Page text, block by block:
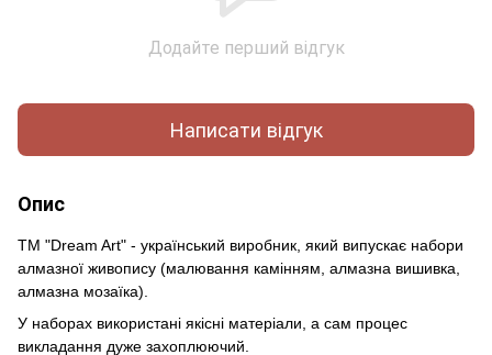
Додайте перший відгук
Написати відгук
Опис
ТМ "Dream Art" - український виробник, який випускає набори
алмазної живопису (малювання камінням, алмазна вишивка,
алмазна мозаїка).
У наборах використані якісні матеріали, а сам процес
викладання дуже захоплюючий.